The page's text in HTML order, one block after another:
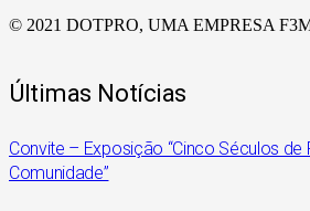
© 2021 DOTPRO, UMA EMPRESA
Últimas Notícias
Convite – Exposição “Cinco Séculos de
Comunidade”